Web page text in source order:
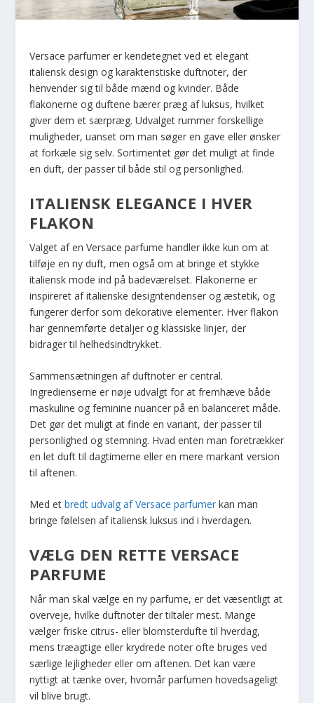
Versace parfumer er kendetegnet ved et elegant
italiensk design og karakteristiske duftnoter, der
henvender sig til både mænd og kvinder. Både
flakonerne og duftene bærer præg af luksus, hvilket
giver dem et særpræg. Udvalget rummer forskellige
muligheder, uanset om man søger en gave eller ønsker
at forkæle sig selv. Sortimentet gør det muligt at finde
en duft, der passer til både stil og personlighed.
ITALIENSK ELEGANCE I HVER
FLAKON
Valget af en Versace parfume handler ikke kun om at
tilføje en ny duft, men også om at bringe et stykke
italiensk mode ind på badeværelset. Flakonerne er
inspireret af italienske designtendenser og æstetik, og
fungerer derfor som dekorative elementer. Hver flakon
har gennemførte detaljer og klassiske linjer, der
bidrager til helhedsindtrykket.
Sammensætningen af duftnoter er central.
Ingredienserne er nøje udvalgt for at fremhæve både
maskuline og feminine nuancer på en balanceret måde.
Det gør det muligt at finde en variant, der passer til
personlighed og stemning. Hvad enten man foretrækker
en let duft til dagtimerne eller en mere markant version
til aftenen.
Med etbredt udvalg af Versace parfumer kan man
bringe følelsen af italiensk luksus ind i hverdagen.
VÆLG DEN RETTE VERSACE
PARFUME
Når man skal vælge en ny parfume, er det væsentligt at
overveje, hvilke duftnoter der tiltaler mest. Mange
vælger friske citrus- eller blomsterdufte til hverdag,
mens træagtige eller krydrede noter ofte bruges ved
særlige lejligheder eller om aftenen. Det kan være
nyttigt at tænke over, hvornår parfumen hovedsageligt
vil blive brugt.